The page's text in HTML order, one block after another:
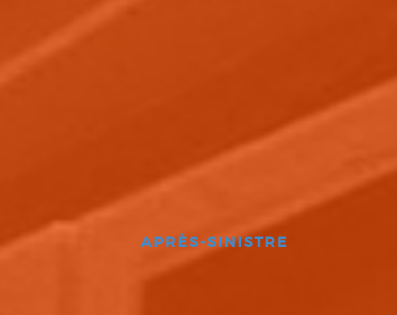
APRÈS-SINISTRE